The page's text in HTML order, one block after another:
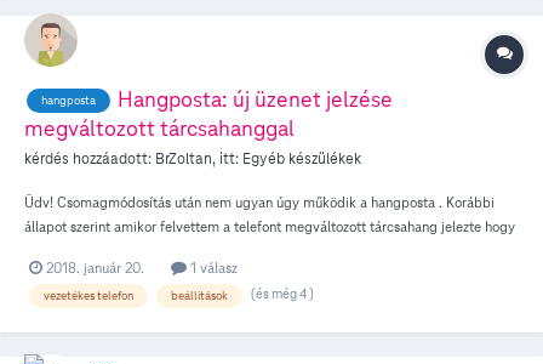
hangposta
Hangposta: új üzenet jelzése
megváltozott tárcsahanggal
kérdés hozzáadott: BrZoltan, itt: Egyéb készülékek
Üdv! Csomagmódosítás után nem ugyan úgy működik a hangposta . Korábbi
állapot szerint amikor felvettem a telefont megváltozott tárcsahang jelezte hogy
mert nem kell tárcsázni a 1717-et jelszót beütni, várakozni stb... Az új
díjcsomagra való átállás óta (Hoppá Plusz 2017-10) nekem a hangposta nem
2018. január 20. 1 válasz
vezetékes telefon beállítások (és még 4 )